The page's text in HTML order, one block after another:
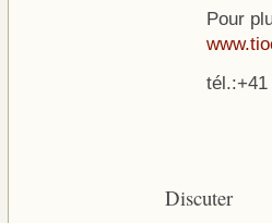
Pour
tél.:+41
Discuter